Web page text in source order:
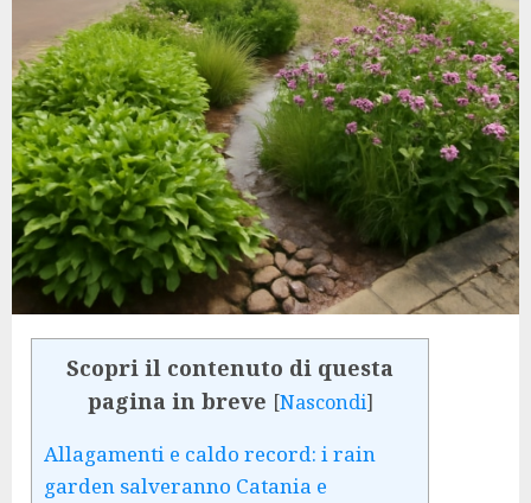
Scopri il contenuto di questa
pagina in breve [Nascondi]
Allagamenti e caldo record: i rain
garden salveranno Catania e